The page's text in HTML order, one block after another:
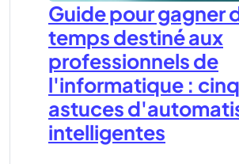
Guide pour gagner
temps destiné aux
professionnels de
l'informatique : cinq
astuces
intelligentes